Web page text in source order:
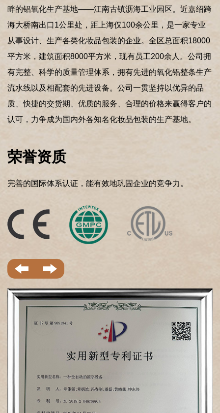
畔的铝氧化生产基地——江南古镇沥海工业园区。近嘉绍跨
海大桥南出口1公里处，距上海仅100余公里，是一家专业
从事设计、生产各类化妆品包装的企业。全区总面积18000
平方米，建筑面积8000平方米，现有员工200余人。公司拥
有完整、科学的质量管理体系，拥有先进的氧化铝整条生产
流水线以及相配套的先进设备。公司一贯坚持以优异的品
质、快捷的交货期、优质的服务、合理的价格来赢得客户的
认可，力争成为国内外各知名化妆品包装的生产基地。
完善的国际体系认证，能有效地巩固企业的竞争力。